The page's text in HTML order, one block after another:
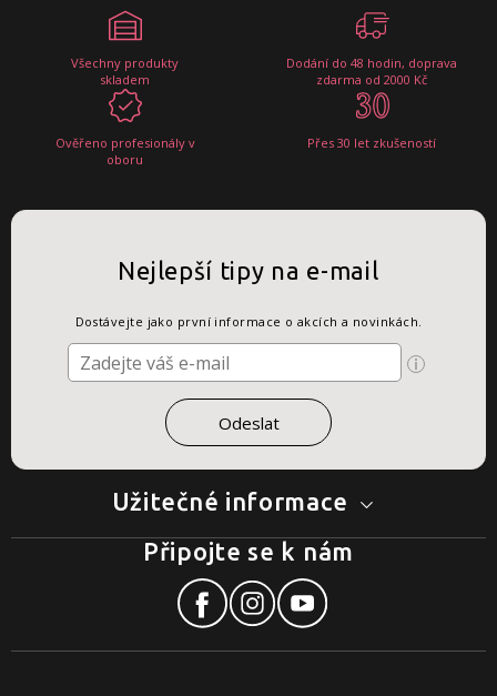
Všechny produkty
skladem
Dodání do 48 hodin, doprava
zdarma od 2000 Kč
Ověřeno profesionály v
oboru
Přes 30 let zkušeností
Užitečné informace
Nejlepší tipy na e-mail
Dostávejte jako první informace o akcích a novinkách.
Připojte se k nám